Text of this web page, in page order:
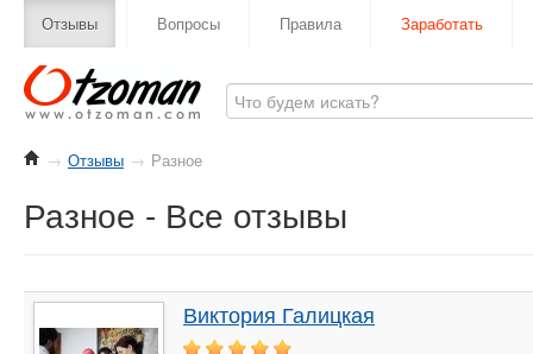
Отзывы Вопросы Правила Заработать
→ Отзывы → Разное
Разное - Все отзывы
Виктория Галицкая